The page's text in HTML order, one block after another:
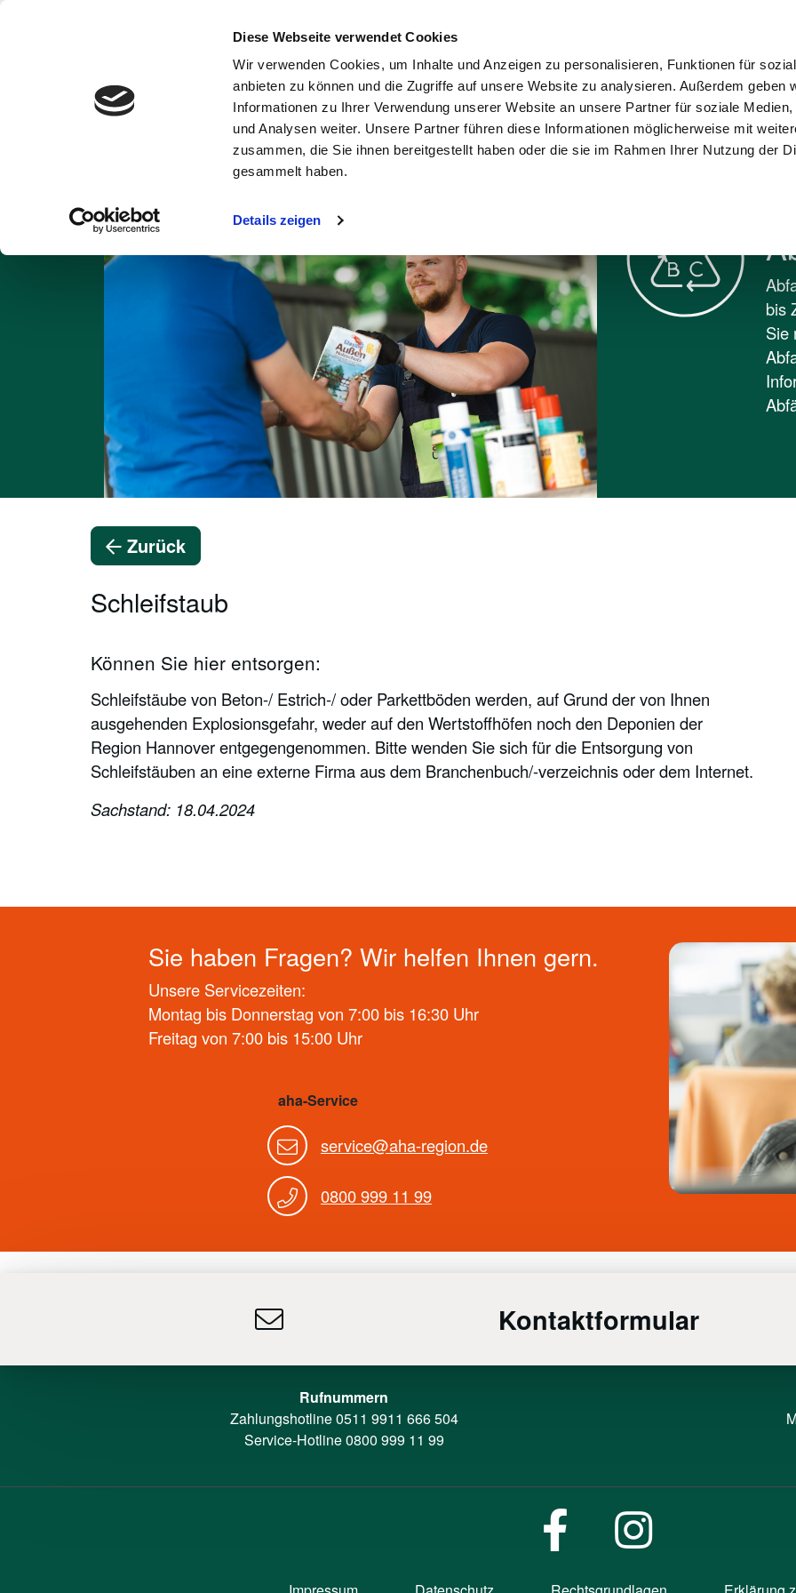
Diese Webseite verwendet Cookies
Wir verwenden Cookies, um Inhalte und Anzeigen zu personalisieren, Funktionen für
anbieten zu können und die Zugriffe auf unsere Website zu analysieren. Außerdem geben
Informationen zu Ihrer Verwendung unserer Website an unsere Partner für soziale Medien,
und Analysen weiter. Unsere Partner führen diese Informationen möglicherweise mit
zusammen, die Sie ihnen bereitgestellt haben oder die sie im Rahmen Ihrer Nutzung der
gesammelt haben.
Details zeigen
Abfälle und
Wertstoffe
Entsorgung und
Recycling Stadtreinigung Umwelt und
Verantwortung
Startseite Abfall ABC
bis
Sie
Zurück
Schleifstaub
Können Sie hier entsorgen:
Schleifstäube von Beton-/ Estrich-/ oder Parkettböden werden, auf Grund der von Ihnen
ausgehenden Explosionsgefahr, weder auf den Wertstoffhöfen noch den Deponien der
Region Hannover entgegengenommen. Bitte wenden Sie sich für die Entsorgung von
Schleifstäuben an eine externe Firma aus dem Branchenbuch/-verzeichnis oder dem Internet.
Sachstand: 18.04.2024
Sie haben Fragen? Wir helfen Ihnen gern.
Unsere Servicezeiten:
Montag bis Donnerstag von 7:00 bis 16:30 Uhr
Freitag von 7:00 bis 15:00 Uhr
aha-Service
service@aha-region.de
0800 999 11 99
Kontaktformular
Rufnummern
Zahlungshotline0511 9911 666 504
Service-Hotline0800 999 11 99